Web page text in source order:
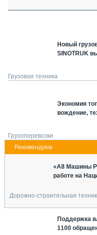
СТАТЬИ ПО
Новый
SINOTRUK
Грузовая техника
Экономия
вождение,
Грузоперевозки
«А8 Машины
работе на
Дорожно-строительная
Поддержка
1100